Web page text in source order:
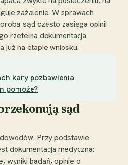
zażalenie. W sprawach
sąd często zasięga opinii
rzetelna dokumentacja
już na etapie wniosku.
kary pozbawienia
pomoże?
sąd
Przy podstawie
dokumentacja medyczna:
wyniki badań, opinie o